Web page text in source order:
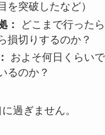
を突破したなど）
：
どこまで行った
損切りするのか？
およそ何日くらい
るのか？
過ぎません。